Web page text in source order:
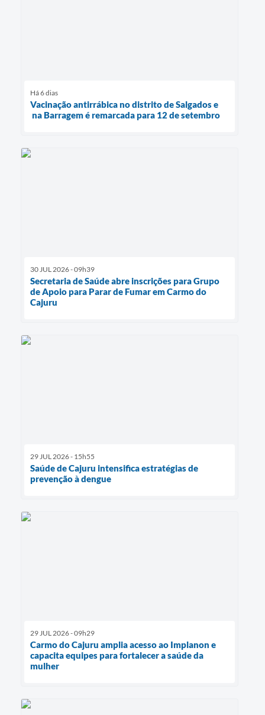
Há 6 dias
Vacinação antirrábica no distrito de Salgados e
na Barragem é remarcada para 12 de setembro
30 JUL 2026 - 09h39
Secretaria de Saúde abre inscrições para Grupo
de Apoio para Parar de Fumar em Carmo do
Cajuru
29 JUL 2026 - 15h55
Saúde de Cajuru intensifica estratégias de
prevenção à dengue
29 JUL 2026 - 09h29
Carmo do Cajuru amplia acesso ao Implanon e
capacita equipes para fortalecer a saúde da
mulher